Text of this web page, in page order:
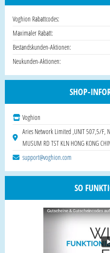
Voghion Rabattcodes:
Maximaler Rabatt:
Bestandskunden-Aktionen:
Neukunden-Aktionen:
SHOP-
Voghion
Aries Network Limited ,UNIT 507,5/F,
MUSUM RD TST KLN HONG KONG
support@voghion.com
SO